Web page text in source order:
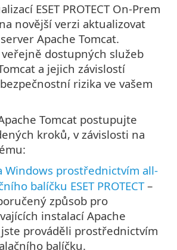
ESET PROTECT On-Prem
novější verzi aktualizovat
Apache Tomcat.
dostupných služeb
a jejich závislostí
rizika ve vašem
Tomcat postupujte
kroků, v závislosti na
Windows prostřednictvím all-
balíčku ESET PROTECT–
způsob pro
instalací Apache
prováděli prostřednictvím
balíčku.